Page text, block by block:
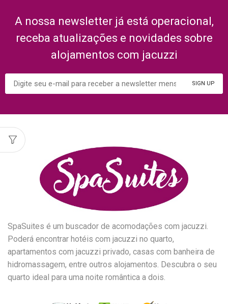
A nossa newsletter já está operacional,
receba atualizações e novidades sobre
alojamentos com jacuzzi
SpaSuites é um buscador de acomodações com jacuzzi.
Poderá encontrar hotéis com jacuzzi no quarto,
apartamentos com jacuzzi privado, casas com banheira de
hidromassagem, entre outros alojamentos. Descubra o seu
quarto ideal para uma noite romântica a dois.